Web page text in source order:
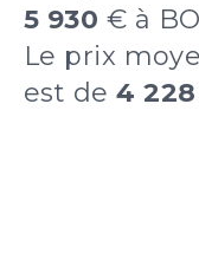
5 930 € à
Le prix
est de4 228